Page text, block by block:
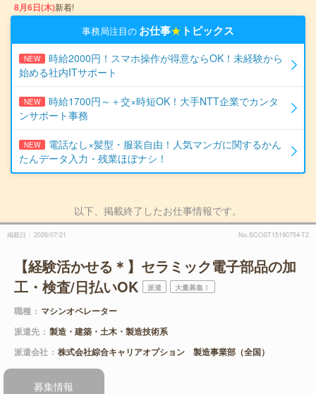
8月6日(木)新着!
事務局注目の お仕事★ トピックス
NEW
時給2000円！スマホ操作が得意ならOK！未経験から
始める社内ITサポート
NEW
時給1700円～＋交×時短OK！大手NTT企業でカンタ
ンサポート事務
NEW
電話なし×髪型・服装自由！人気マンガに関するかん
たんデータ入力・残業ほぼナシ！
以下、掲載終了したお仕事情報です。
掲載日 2026/07/21 No.SCOST15190754-T2
【経験活かせる＊】セラミック電子部品の加
工・検査/日払いOK
派遣 大量募集！
職種
マシンオペレーター
派遣先
製造・建築・土木・製造技術系
派遣会社
株式会社綜合キャリアオプション 製造事業部（全国）
募集情報